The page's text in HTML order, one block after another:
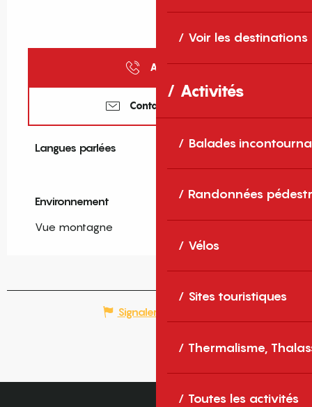
Voir les destinations
Activités
Balades
Randonnées
Vélos
Sites touristiques
Thermalisme,
Toutes les activités
Appeler
Contactez-nous
Langues parlées
Langues parlées
Environnement
Environnement
Vue montagne
Signaler une erreur